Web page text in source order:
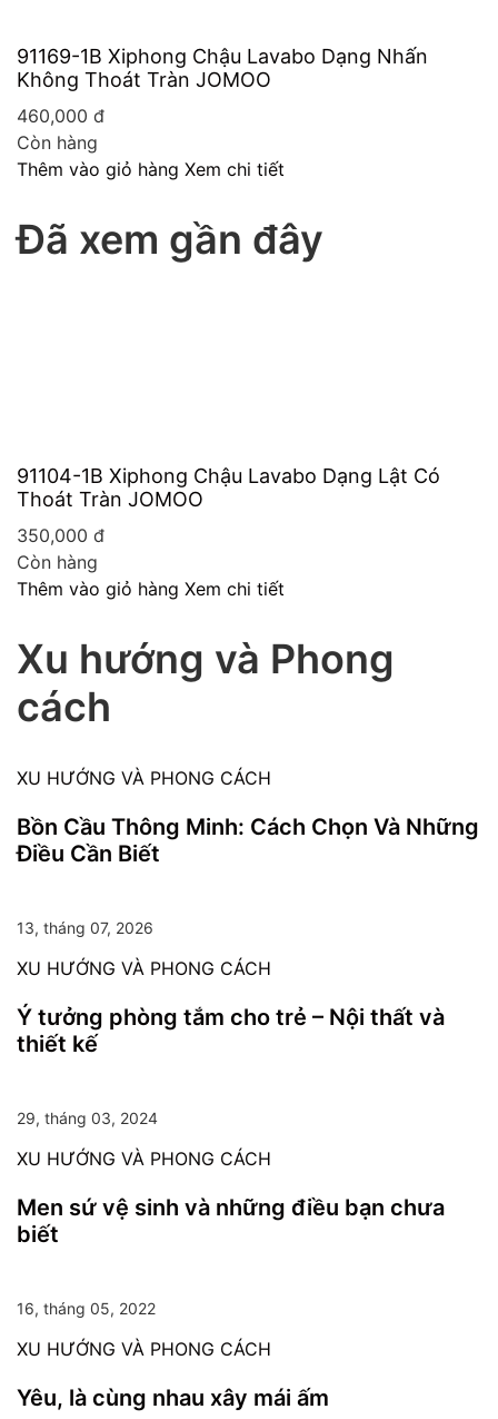
91169-1B Xiphong Chậu Lavabo Dạng Nhấn
Không Thoát Tràn JOMOO
460,000 đ
Còn hàng
Thêm vào giỏ hàng Xem chi tiết
Đã xem gần đây
91104-1B Xiphong Chậu Lavabo Dạng Lật Có
Thoát Tràn JOMOO
350,000 đ
Còn hàng
Thêm vào giỏ hàng Xem chi tiết
Xu hướng và Phong
cách
XU HƯỚNG VÀ PHONG CÁCH
Bồn Cầu Thông Minh: Cách Chọn Và Những
Điều Cần Biết
13, tháng 07, 2026
XU HƯỚNG VÀ PHONG CÁCH
Ý tưởng phòng tắm cho trẻ – Nội thất và
thiết kế
29, tháng 03, 2024
XU HƯỚNG VÀ PHONG CÁCH
Men sứ vệ sinh và những điều bạn chưa
biết
16, tháng 05, 2022
XU HƯỚNG VÀ PHONG CÁCH
Yêu, là cùng nhau xây mái ấm